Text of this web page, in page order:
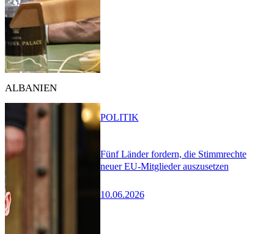
ALBANIEN
Fünf Länder fordern, die Stimmrechte
neuer EU-Mitglieder auszusetzen
10.06.2026
POLITIK